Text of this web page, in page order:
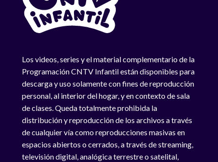
Los videos, series y el material complementario de la
Programación CNTV Infantil están disponibles para
descarga y uso solamente con fines de reproducción
personal, al interior del hogar, y en contexto de sala
de clases. Queda totalmente prohibida la
distribución y reproducción de los archivos a través
de cualquier vía como reproducciones masivas en
espacios abiertos o cerrados, a través de streaming,
televisión digital, analógica terrestre o satelital,